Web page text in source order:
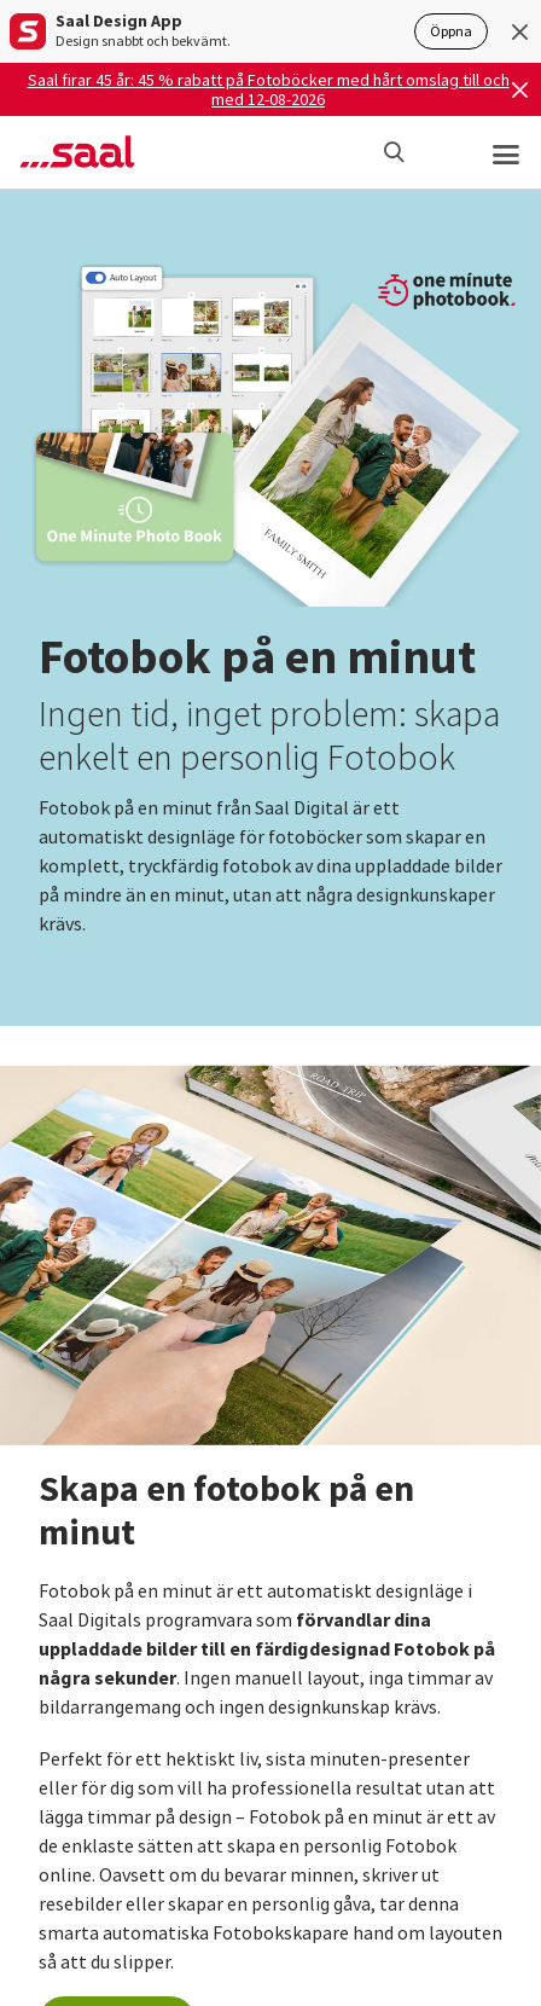
Saal Design App
Design snabbt och bekvämt. Öppna
Saal firar 45 år: 45 % rabatt på Fotoböcker med hårt omslag till och
med 12-08-2026
Fotobok på en minut
Ingen tid, inget problem: skapa
enkelt en personlig Fotobok
Fotobok på en minut från Saal Digital är ett
automatiskt designläge för fotoböcker som skapar en
komplett, tryckfärdig fotobok av dina uppladdade bilder
på mindre än en minut, utan att några designkunskaper
krävs.
Skapa en fotobok på en
minut
Fotobok på en minut är ett automatiskt designläge i
Saal Digitals programvara som förvandlar dina
uppladdade bilder till en färdigdesignad Fotobok på
några sekunder. Ingen manuell layout, inga timmar av
bildarrangemang och ingen designkunskap krävs.
Perfekt för ett hektiskt liv, sista minuten-presenter
eller för dig som vill ha professionella resultat utan att
lägga timmar på design – Fotobok på en minut är ett av
de enklaste sätten att skapa en personlig Fotobok
online. Oavsett om du bevarar minnen, skriver ut
resebilder eller skapar en personlig gåva, tar denna
smarta automatiska Fotobokskapare hand om layouten
så att du slipper.